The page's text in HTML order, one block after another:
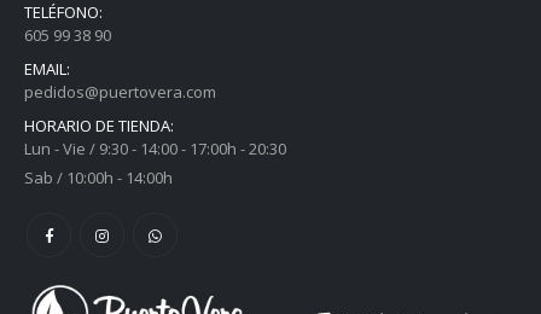
TELÉFONO:
605 99 38 90
EMAIL:
pedidos@puertovera.com
HORARIO DE TIENDA:
Lun - Vie / 9:30 - 14:00 - 17:00h - 20:30
Sab / 10:00h - 14:00h